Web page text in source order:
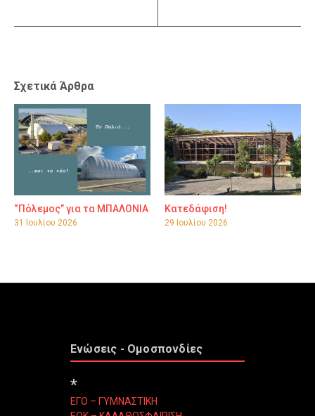
Σχετικά Άρθρα
“Πόλεμος” για τα ΜΠΑΛΟΝΙΑ
31 Ιουλίου 2026
Κατεδάφιση!
29 Ιουλίου 2026
Ενώσεις - Ομοσπονδίες
*
ΕΓΟ – ΓΥΜΝΑΣΤΙΚΗ